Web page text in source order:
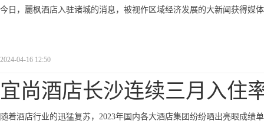
今日，麗枫酒店入驻诸城的消息，被视作区域经济发展的大新闻获得媒
2024-04-16 12:50
宜尚酒店长沙连续三月入住
随着酒店行业的迅猛复苏，2023年国内各大酒店集团纷纷晒出亮眼成